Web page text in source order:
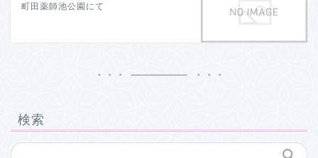
町田薬師池公園にて
検索